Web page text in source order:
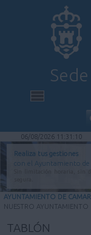
06/08/2026 11:31:11
Realiza tus gestiones
con el Ayuntamiento de
AYUNTAMIENTO DE
NUESTRO AYUNTAMIENTO
TABLÓN